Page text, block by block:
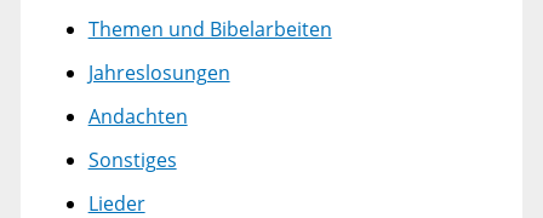
Themen und Bibelarbeiten
Jahreslosungen
Andachten
Sonstiges
Lieder